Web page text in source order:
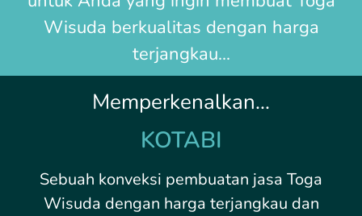
Wisuda berkualitas dengan harga
terjangkau...
Memperkenalkan...
KOTABI
Sebuah konveksi pembuatan jasa Toga
Wisuda dengan harga terjangkau dan